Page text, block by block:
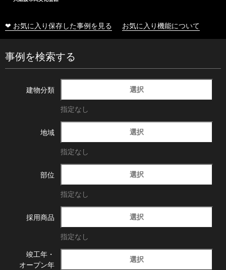
❤ お気に入り保存した事例を見る お気に入り機能について
事例を検索する
建物分類 選択
指定なし
地域 選択
指定なし
部位 選択
指定なし
採用商品 選択
指定なし
竣工年・
オープン年
選択